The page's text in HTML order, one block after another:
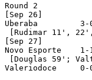
Round 2
[Sep 26]
Uberaba		3-0  Figueirense	[Att.:649]
[Rudimar 11',
[Sep 27]
Novo Esporte	1-1  Nacional		[Att.:334]
[Douglas 59';
Valeriodoce	0-0  Formiga		[Att.:760]